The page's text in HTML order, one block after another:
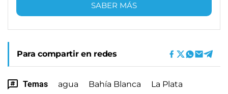
SABER MÁS
Para compartir en redes
Temas agua Bahía Blanca
La Plata